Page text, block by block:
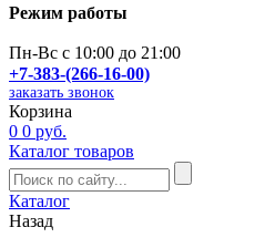
Режим работы
Пн-Вс с 10:00 до 21:00
+7-383-(266-16-00)
заказать звонок
Корзина
0 0 руб.
Каталог товаров
Каталог
Назад